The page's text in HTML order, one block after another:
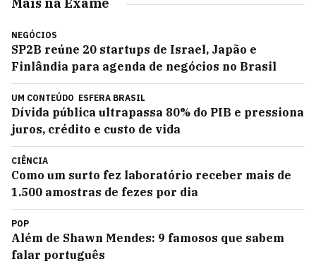
NEGÓCIOS
SP2B reúne 20 startups de Israel, Japão e
Finlândia para agenda de negócios no Brasil
UM CONTEÚDO ESFERA BRASIL
Dívida pública ultrapassa 80% do PIB e pressiona
juros, crédito e custo de vida
CIÊNCIA
Como um surto fez laboratório receber mais de
1.500 amostras de fezes por dia
POP
Além de Shawn Mendes: 9 famosos que sabem
falar português